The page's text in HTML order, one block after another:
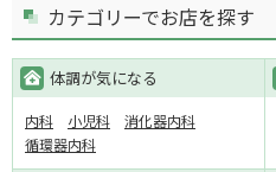
カテゴリーでお店を探す
体調が気になる
内科 小児科
消化器内科
循環器内科